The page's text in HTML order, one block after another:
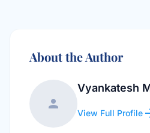
About the Author
person
Vyankatesh
View Full Profile